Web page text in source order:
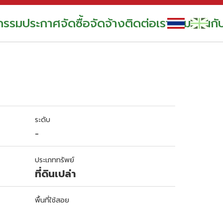
รมประกาศจัดซื้อจัดจ้างติดต่อเราร่วมงานกั
ระดับ
-
ประเภททรัพย์
ที่ดินเปล่า
พื้นที่ใช้สอย